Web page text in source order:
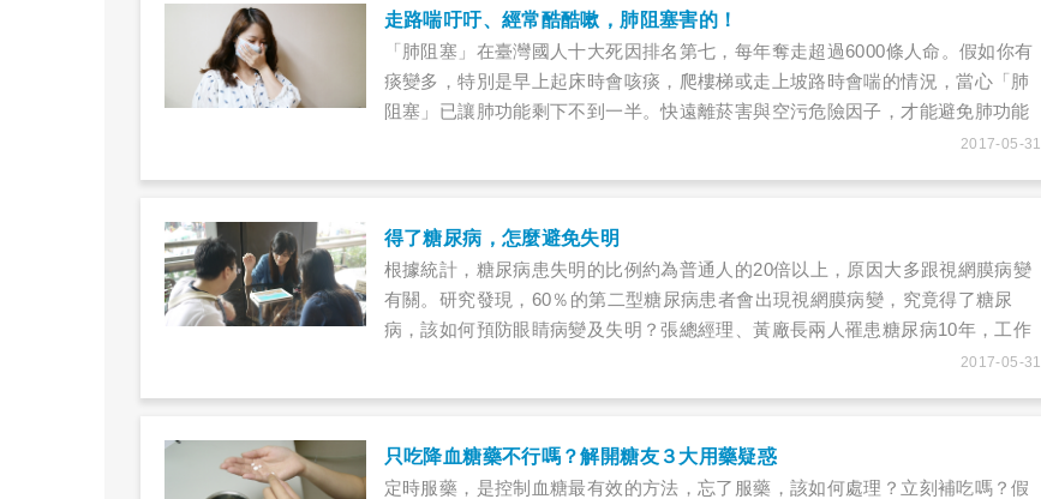
查，才發現是肺阻塞惹的禍，必須立即治療，不然最後可能會呼吸衰竭。
走路喘吁吁、經常酷酷嗽，肺阻塞害的！
「肺阻塞」在臺灣國人十大死因排名第七，每年奪走超過6000條人命。假如你有
痰變多，特別是早上起床時會咳痰，爬樓梯或走上坡路時會喘的情況，當心「肺
阻塞」已讓肺功能剩下不到一半。快遠離菸害與空污危險因子，才能避免肺功能
持續惡化，病情嚴重則需仰賴呼吸器生存，不想過這樣的生活，現在就快積極治
2017-05-31
得了糖尿病，怎麼避免失明
根據統計，糖尿病患失明的比例約為普通人的20倍以上，原因大多跟視網膜病變
有關。研究發現，60％的第二型糖尿病患者會出現視網膜病變，究竟得了糖尿
病，該如何預防眼睛病變及失明？張總經理、黃廠長兩人罹患糖尿病10年，工作
同樣忙碌。張總經理沒有規律服藥及按時就醫，等到視力模糊，檢查後發現視力
檢查眼底，視力雖有退化，仍在可控制範圍，未出現視網膜病變。
2017-05-31
只吃降血糖藥不行嗎？解開糖友３大用藥疑惑
定時服藥，是控制血糖最有效的方法，忘了服藥，該如何處理？立刻補吃嗎？假